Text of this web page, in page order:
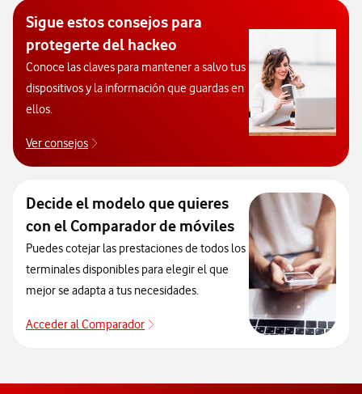
Sigue estos consejos para
protegerte del hackeo
Conoce las claves para mantener a salvo tus
dispositivos y la información que guardas en
ellos.
Ver consejos
Decide el modelo que quieres
con el Comparador de móviles
Puedes cotejar las prestaciones de todos los
terminales disponibles para elegir el que
mejor se adapta a tus necesidades.
Acceder al Comparador
Para elegir un modelo de móvil antes